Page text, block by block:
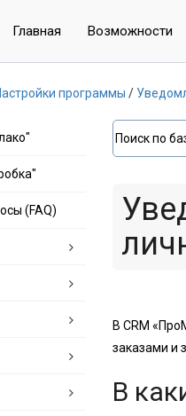
Главная Возможности
программы
(FAQ)
В CRM
заказами и
В